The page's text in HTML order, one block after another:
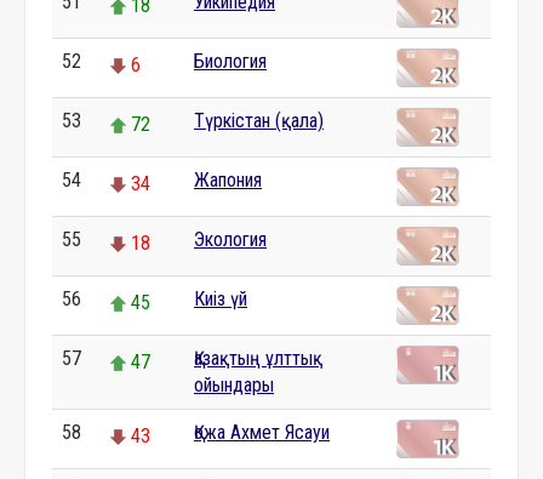
18
52 6 Биология
53 72 Түркістан (қала)
54 34 Жапония
55 18 Экология
56 45 Киіз үй
57 47
Қазақтың ұлттық
ойындары
58 43 Қожа Ахмет Ясауи